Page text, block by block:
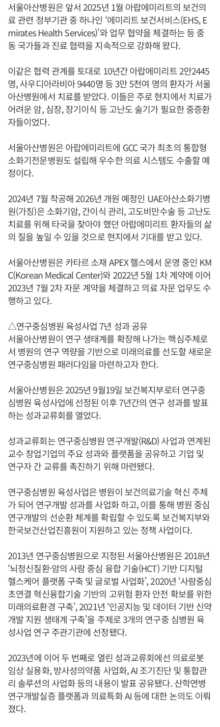
서울아산병원은 앞서 2025년 1월 아랍에미리트의 보건의
료 관련 정부기관 중 하나인 ‘에미리트 보건서비스(EHS, E
mirates Health Services)’와 업무 협약을 체결하는 등 중
동 국가들과 진료 협력을 지속적으로 강화해 왔다.
이같은 협력 관계를 토대로 10년간 아랍에미리트 2만2445
명, 사우디아라비아 9440명 등 3만 5천여 명의 환자가 서울
아산병원에서 치료를 받았다. 이들은 주로 현지에서 치료가
어려운 암, 심장, 장기이식 등 고난도 술기가 필요한 중증환
자들이었다.
서울아산병원은 아랍에미리트에 GCC 국가 최초의 통합형
소화기전문병원도 설립해 우수한 의료 시스템도 수출할 예
정이다.
2024년 7월 착공해 2026년 개원 예정인 UAE아산소화기병
원(가칭)은 소화기암, 간이식 관리, 고도비만수술 등 고난도
치료를 위해 타국을 찾아야 했던 아랍에미리트 환자들의 삶
의 질을 높일 수 있을 것으로 현지에서 기대를 받고 있다.
서울아산병원은 카타르 소재 APEX 헬스에서 운영 중인 KM
C(Korean Medical Center)와 2022년 5월 1차 계약에 이어
2023년 7월 2차 자문 계약을 체결하고 의료 자문 업무도 수
행하고 있다.
△연구중심병원 육성사업 7년 성과 공유
서울아산병원이 연구 생태계를 확장해 나가는 핵심주체로
서 병원의 연구 역량을 기반으로 미래의료를 선도할 새로운
연구중심병원 패러다임을 마련하고자 한다.
서울아산병원은 2025년 9월19일 보건복지부로터 연구중
심병원 육성사업에 선정된 이후 7년간의 연구 성과를 발표
하는 성과교류회를 열었다.
성과교류회는 연구중심병원 연구개발(R&D) 사업과 연계된
교수 창업기업의 주요 성과와 플랫폼을 공유하고 기업 및
연구자 간 교류를 촉진하기 위해 마련됐다.
연구중심병원 육성사업은 병원이 보건의료기술 혁신 주체
가 되어 연구개발 성과를 사업화 하고, 이를 통해 병원 중심
연구개발의 선순환 체계를 확립할 수 있도록 보건복지부와
한국보건산업진흥원이 지원하고 있는 정책 사업이다.
2013년 연구중심병원으로 지정된 서울아산병원은 2018년
‘뇌정신질환·암의 사람 중심 융합 기술(HCT) 기반 디지털
헬스케어 플랫폼 구축 및 글로벌 사업화’, 2020년 ‘사람중심
초연결 혁신융합기술 기반의 고위험 환자 안전 확보를 위한
미래의료환경 구축’, 2021년 ‘인공지능 및 데이터 기반 신약
개발 지원 생태계 구축’을 주제로 3개의 연구중 심병원 육
성사업 연구 주관기관에 선정됐다.
2023년에 이어 두 번째로 열린 성과교류회에선 의료로봇
임상 실용화, 방사성의약품 사업화, AI 조기진단 및 통합관
리 솔루션의 사업화 등의 내용이 발표 공유됐다. 산학연병
연구개발실증 플랫폼과 의료특화 AI 등에 대한 논의도 이뤄
졌다.